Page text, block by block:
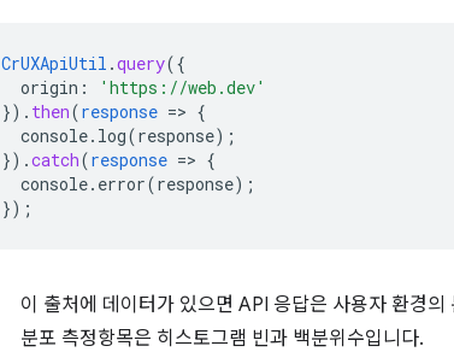
CrUXApiUtil .query({
origin :
'https://web.dev'
}) . then(response => {
console.log(response) ;
}) .catch(response => {
console.error(response) ;
});
이 출처에 데이터가 있으면 API 응답은 사용자 환경의
분포 측정항목은 히스토그램 빈과 백분위수입니다.